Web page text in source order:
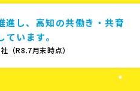
進し、高知の共働き・共育
ています。
R8.7月末時点）